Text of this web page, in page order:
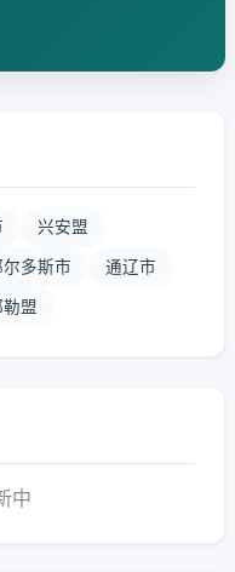
兴安盟
尔多斯市 通辽市
盟
中